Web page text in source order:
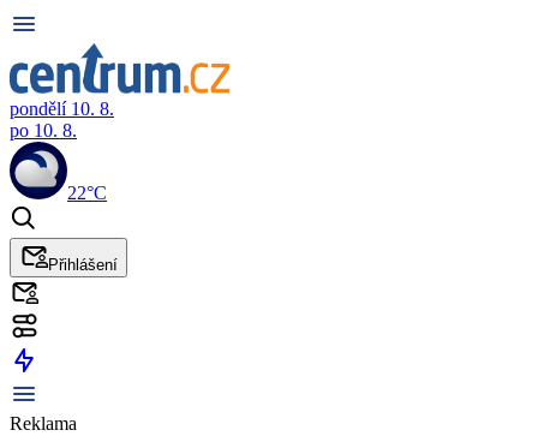
pondělí 10. 8.
po 10. 8.
22°C
Přihlášení
Reklama